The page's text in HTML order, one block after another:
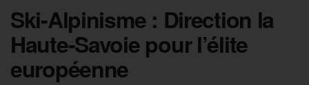
Ski-Alpinisme : Direction la
Haute-Savoie pour l’élite
européenne